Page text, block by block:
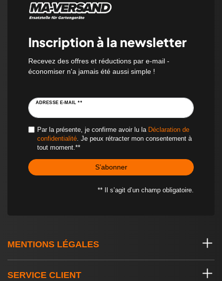
Inscription à la newsletter
Recevez des offres et réductions par e-mail -
économiser n'a jamais été aussi simple !
ADRESSE E-MAIL **
Par la présente, je confirme avoir lu la Déclaration de
confidentialité. Je peux rétracter mon consentement à
tout moment.**
S’abonner
** Il s’agit d’un champ obligatoire.
MENTIONS LÉGALES
SERVICE CLIENT